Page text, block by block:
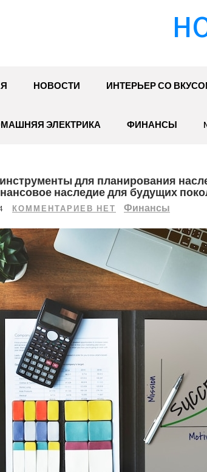
НОВОСТИ ИНТЕРЬЕР СО
ЭЛЕКТРИКА ФИНАНСЫ
для планирования
наследие для будущих
КОММЕНТАРИЕВ НЕТ Финансы